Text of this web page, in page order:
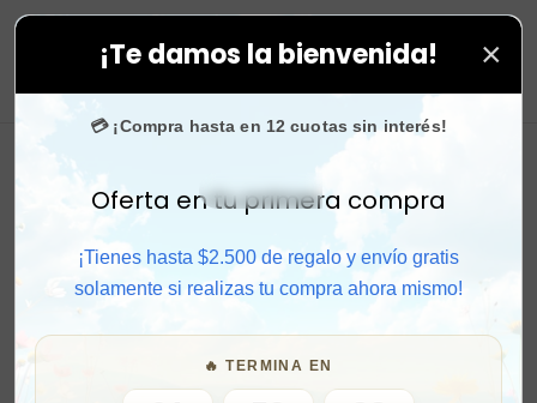
¡Te damos la bienvenida! ×
💳 ¡Compra hasta en 12 cuotas sin interés!
Activar sonido
Oferta en tu primera compra
¡Tienes hasta $2.500 de regalo y envío gratis
solamente si realizas tu compra ahora mismo!
🔥 TERMINA EN
tus compras. ⚡ Compra rápido y aprovecha.